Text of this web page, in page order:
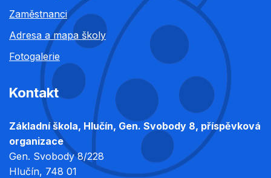
Zaměstnanci
Adresa a mapa školy
Fotogalerie
Kontakt
Základní škola, Hlučín, Gen. Svobody 8, příspěvková
organizace
Gen. Svobody 8/228
Hlučín, 748 01